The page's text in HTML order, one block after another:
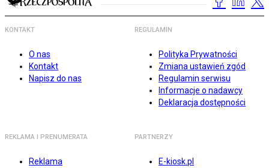
KONTAKT
O nas
Kontakt
Napisz do nas
REGULAMIN
Polityka Prywatności
Zmiana ustawień zgód
Regulamin serwisu
Informacje o nadawcy
Deklaracja dostępności
REKLAMA I PRENUMERATA
Reklama
PARTNERZY
E-kiosk.pl